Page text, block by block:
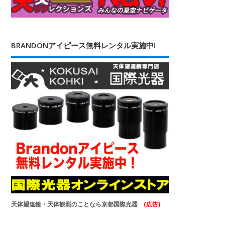
BRANDONアイピース無料レンタル実施中!
天体望遠鏡・天体観測のことなら京都国際光器 (広告)